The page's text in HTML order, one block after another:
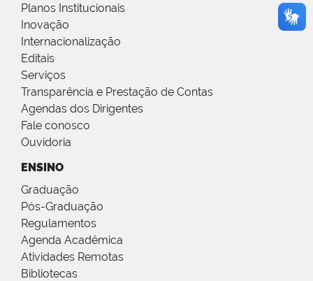
Planos Institucionais
Inovação
Internacionalização
Editais
Serviços
Transparência e Prestação de Contas
Agendas dos Dirigentes
Fale conosco
Ouvidoria
ENSINO
Graduação
Pós-Graduação
Regulamentos
Agenda Acadêmica
Atividades Remotas
Bibliotecas